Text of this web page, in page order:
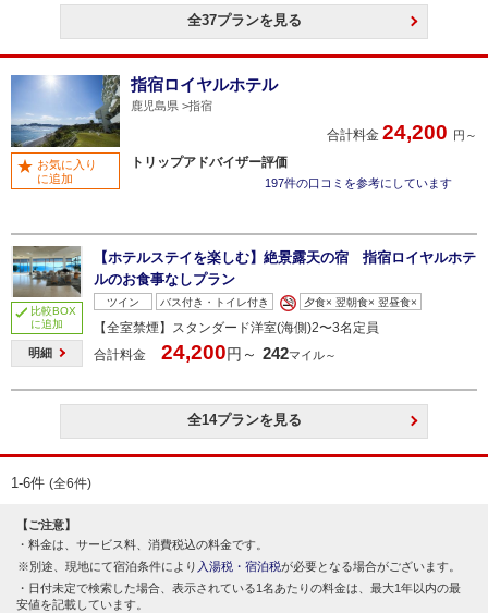
全37プランを見る
指宿ロイヤルホテル
鹿児島県 指宿
合計料金 24,200 円～
トリップアドバイザー評価
197件の口コミを参考にしています
お気に入り
に追加
比較BOX
に追加
明細
【ホテルステイを楽しむ】絶景露天の宿 指宿ロイヤルホテ
ルのお食事なしプラン
ツイン バス付き・トイレ付き 夕食× 翌朝食× 翌昼食×
【全室禁煙】スタンダード洋室(海側)2〜3名定員
合計料金
24,200円～ 242マイル～
全14プランを見る
1-6件 (全6件)
【ご注意】
料金は、サービス料、消費税込の料金です。
別途、現地にて宿泊条件により 入湯税・宿泊税が必要となる場合がございます。
日付未定で検索した場合、表示されている1名あたりの料金は、最大1年以内の最
安値を記載しています。